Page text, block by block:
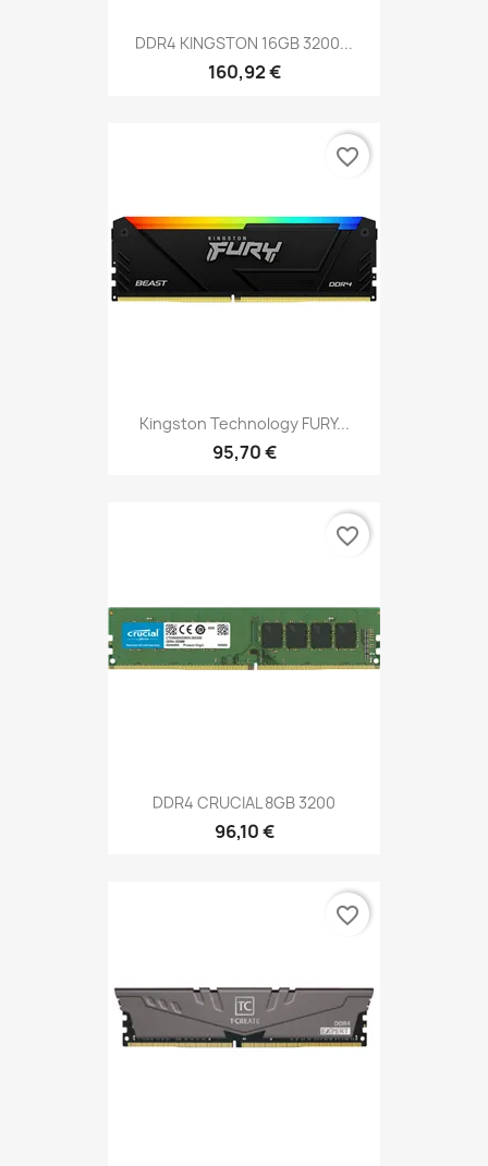
DDR4 KINGSTON 16GB 3200...
160,92 €
Kingston Technology FURY...
95,70 €
favorite_border
DDR4 CRUCIAL 8GB 3200
96,10 €
favorite_border
favorite_border